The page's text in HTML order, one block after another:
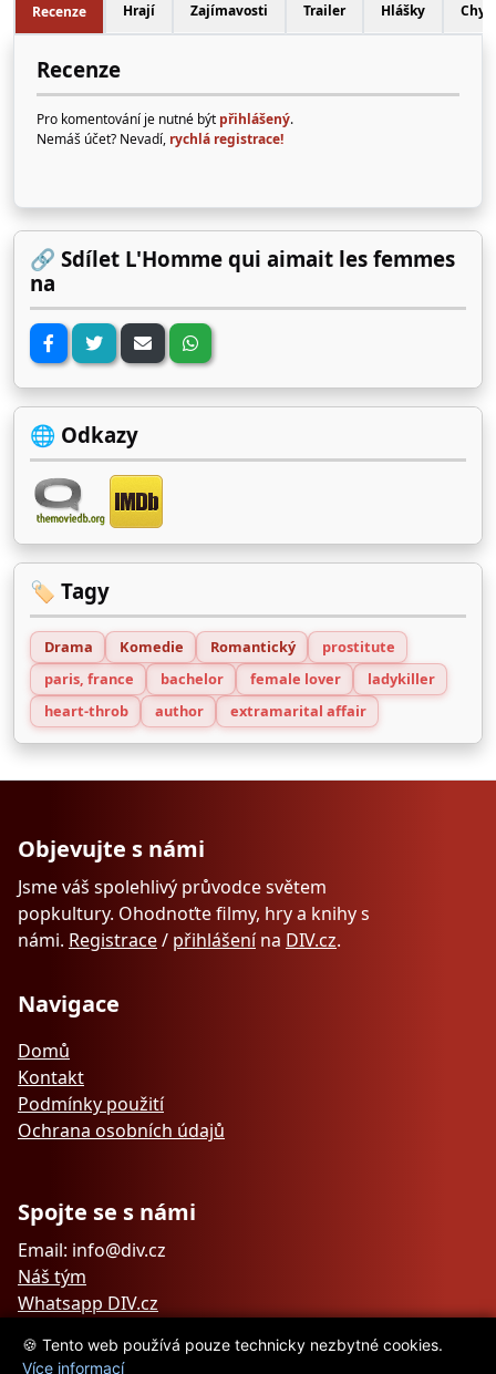
Recenze Hrají Zajímavosti Trailer Hlášky
Recenze
Pro komentování je nutné být přihlášený.
Nemáš účet? Nevadí, rychlá registrace!
🔗 Sdílet L'Homme qui aimait les femmes
na
🌐 Odkazy
🏷️ Tagy
Drama Komedie Romantický
prostitute
paris, france
bachelor female lover
ladykiller
heart-throb
author extramarital affair
Objevujte s námi
Jsme váš spolehlivý průvodce světem
popkultury. Ohodnoťte filmy, hry a knihy s
námi. Registrace/ přihlášenína DIV.cz.
Navigace
Domů
Kontakt
Podmínky použití
Ochrana osobních údajů
Spojte se s námi
Email: info@div.cz
Náš tým
Whatsapp DIV.cz
🍪 Tento web používá pouze technicky nezbytné cookies.
Více informací